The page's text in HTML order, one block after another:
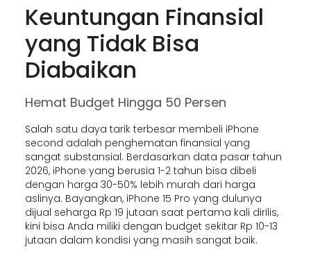
Keuntungan Finansial
yang Tidak Bisa
Diabaikan
Hemat Budget Hingga 50 Persen
Salah satu daya tarik terbesar membeli iPhone
second adalah penghematan finansial yang
sangat substansial. Berdasarkan data pasar tahun
2026, iPhone yang berusia 1-2 tahun bisa dibeli
dengan harga 30-50% lebih murah dari harga
aslinya. Bayangkan, iPhone 15 Pro yang dulunya
dijual seharga Rp 19 jutaan saat pertama kali dirilis,
kini bisa Anda miliki dengan budget sekitar Rp 10-13
jutaan dalam kondisi yang masih sangat baik.